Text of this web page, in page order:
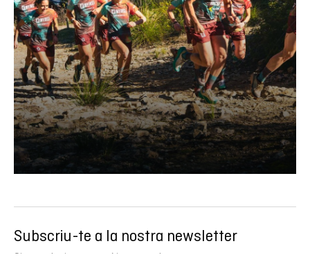
Subscriu-te a la nostra newsletter
Sigues el primer a conèixer totes les nostres novetats,